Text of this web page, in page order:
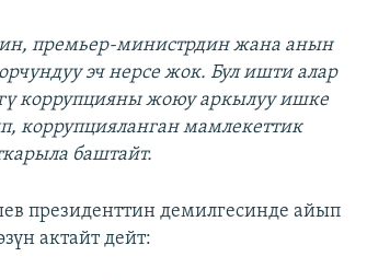
премьер-министрдин жана анын
эч нерсе жок. Бул ишти алар
коррупцияны жоюу аркылуу ишке
коррупцияланган мамлекеттик
баштайт.
президенттин демилгесинде айып
актайт дейт: